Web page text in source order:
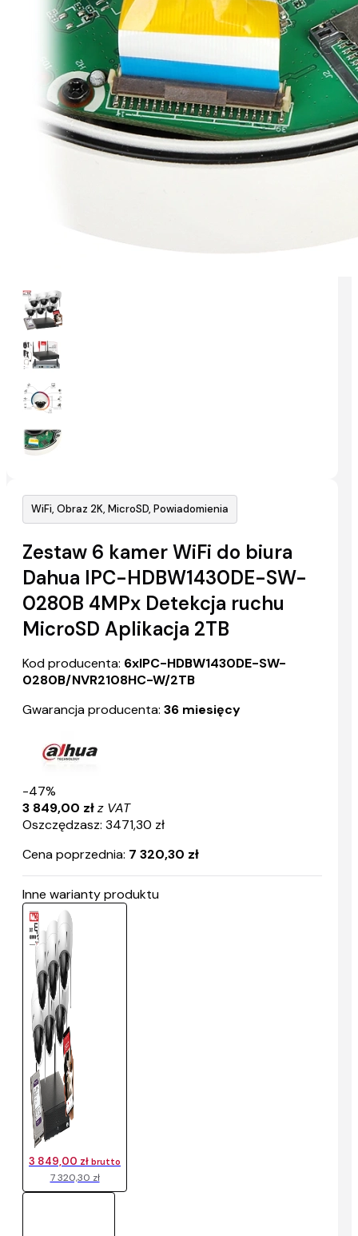
WiFi, Obraz 2K, MicroSD, Powiadomienia
Zestaw 6 kamer WiFi do biura
Dahua IPC-HDBW1430DE-SW-
0280B 4MPx Detekcja ruchu
MicroSD Aplikacja 2TB
Kod producenta: 6xIPC-HDBW1430DE-SW-
0280B/NVR2108HC-W/2TB
Gwarancja producenta: 36 miesięcy
-47%
3 849,00 złz VAT
Oszczędzasz: 3471,30 zł
Cena poprzednia: 7 320,30 zł
Inne warianty produktu
7 320,30 zł
3 849,00 zł brutto